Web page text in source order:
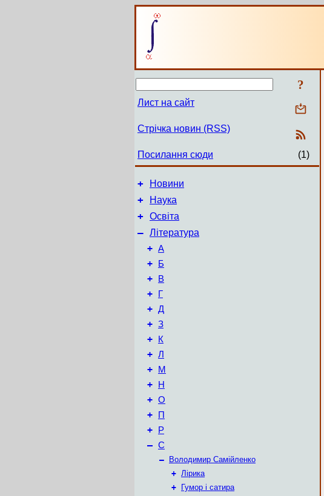
?
Лист на сайт
Стрічка новин (RSS)
Посилання сюди (1)
+ Новини
+ Наука
+ Освіта
– Література
+ А
+ Б
+ В
+ Г
+ Д
+ З
+ К
+ Л
+ М
+ Н
+ О
+ П
+ Р
– С
–
Володимир Самійленко
+ Лірика
+
Гумор і сатира